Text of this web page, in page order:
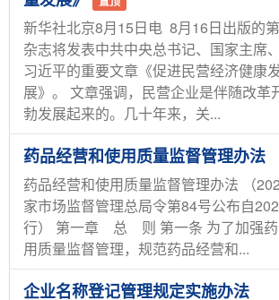
新华社北京8月15日电 8月16日出版的
杂志将发表中共中央总书记、国家主席
习近平的重要文章《促进民营经济健康
展》。 文章强调，民营企业是伴随改革
勃发展起来的。几十年来，关...
药品经营和使用质量监督管理办法
药品经营和使用质量监督管理办法 （
家市场监督管理总局令第84号公布自
行） 第一章 总 则 第一条 为了加强药
用质量监督管理，规范药品经营和...
企业名称登记管理规定实施办法